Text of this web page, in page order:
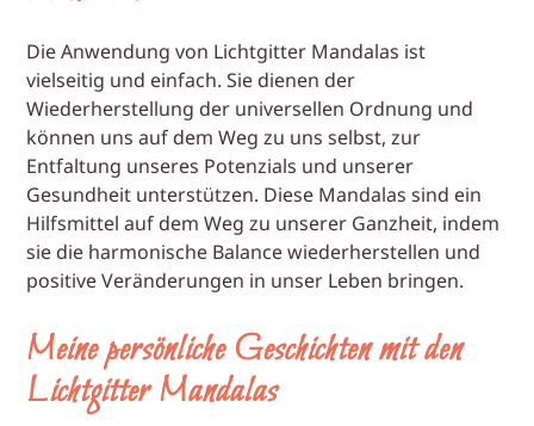
Die Anwendung von Lichtgitter Mandalas ist
vielseitig und einfach. Sie dienen der
Wiederherstellung der universellen Ordnung und
können uns auf dem Weg zu uns selbst, zur
Entfaltung unseres Potenzials und unserer
Gesundheit unterstützen. Diese Mandalas sind ein
Hilfsmittel auf dem Weg zu unserer Ganzheit, indem
sie die harmonische Balance wiederherstellen und
positive Veränderungen in unser Leben bringen.
Meine persönliche Geschichten mit den
Lichtgitter Mandalas